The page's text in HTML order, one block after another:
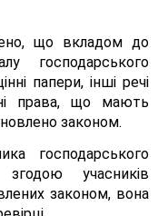
що вкладом до
господарського
папери, інші речі
права, що мають
законом.
господарського
учасників
законом, вона